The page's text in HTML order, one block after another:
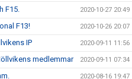
F15. 2020-10-27 20:49
F13! 2020-10-26 20:07
IP 2020-09-11 11:56
medlemmar 2020-09-11 07:34
2020-08-16 19:47